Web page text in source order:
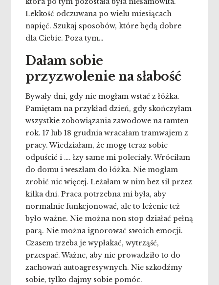
Lekkość odczuwana po wielu miesiącach
napięć. Szukaj sposobów, które będą dobre
dla Ciebie. Poza tym…
Dałam sobie
przyzwolenie na słabość
Bywały dni, gdy nie mogłam wstać z łóżka.
Pamiętam na przykład dzień, gdy skończyłam
wszystkie zobowiązania zawodowe na tamten
rok. 17 lub 18 grudnia wracałam tramwajem z
pracy. Wiedziałam, że mogę teraz sobie
odpuścić i …. łzy same mi poleciały. Wróciłam
do domu i weszłam do łóżka. Nie mogłam
zrobić nic więcej. Leżałam w nim bez sił przez
kilka dni. Praca potrzebna mi była, aby
normalnie funkcjonować, ale to leżenie też
było ważne. Nie można non stop działać pełną
parą. Nie można ignorować swoich emocji.
Czasem trzeba je wypłakać, wytrząść,
przespać. Ważne, aby nie prowadziło to do
zachowań autoagresywnych. Nie szkodźmy
sobie, tylko dajmy sobie pomóc.